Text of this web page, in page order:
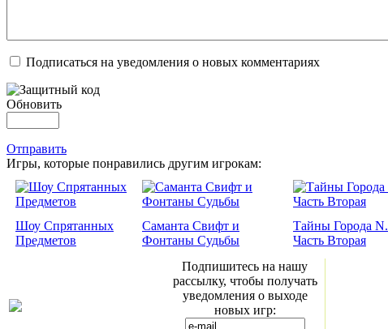
Подписаться на уведомления о новых комментариях
Обновить
Отправить
Игры, которые понравились другим игрокам:
Шоу Спрятанных
Предметов
Саманта Свифт и
Фонтаны Судьбы
Тайны Города N.
Часть Вторая
Подпишитесь на нашу
рассылку, чтобы получать
уведомления о выходе
новых игр: